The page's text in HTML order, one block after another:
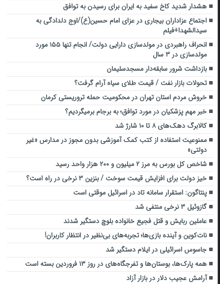
هشدار شدید کاخ سفید به ایران برای رسیدن به توافق
اجتماع عزاداران بیجاری در عزای امام حسین(ع)/اوج دلدادگی به
سیدالشهدا+فیلم
انحراف راهبردی در مولدسازی دارایی‌ دولت/ انجام تنها ۱۵۵ مورد
مولدسازی در ۳ سال
بازداشت شرور سابقه‌دار مسجدسلیمان
تحولات بازار نفت / قیمت طلای سیاه آرام گرفت؟
خروش مردم استان تهران در محکومیت حمله تروریستی کرمان
خبر مهم پزشکیان در مورد توافق؛ به برجام برمیگردیم؟
کالابرگ دهک‌های ۸ تا ۱۰ شارژ شد
ممنوعیت استفاده از کتب کمک آموزشی بدون مجوز در مدارس «غیر
دولتی»
شاخص کل بورس به مرز ۲ میلیون و ۲۰۰ هزار واحد رسید
خیز دولت برای افزایش قیمت سوخت / بنزین ۳ نرخی در راه است؟
پنتاگون: استقرار سامانه تاد در اسرائیل موقتی است
گازوئیل ۳ نرخی منتفی شد
عاملین ربایش و قتل فجیع خانواده بلوچ دستگیر شدند
نات‌کوین و آینده بازی‌ها؛ تجربه‌های بی‌نظیر در انتظار کاربران!
جاسوس اسرائیلی ‌در ایلام دستگیر شد
همه پارک‌ها، بوستان‌ها و تفرجگاه‌های در روز ۱۳ فروردین بسته است
آرامش عجیب دلار در بازار آزاد